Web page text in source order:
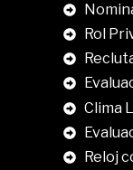
Rol
Clima
Reloj